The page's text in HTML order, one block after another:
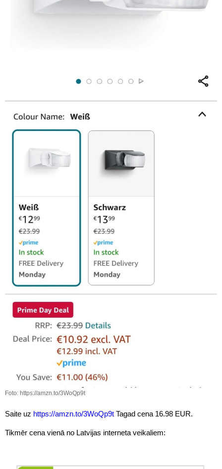
Foto: https://amzn.to/3WoQp9t
Saite uz https://amzn.to/3WoQp9t Tagad cena 16.98 EUR.
Tikmēr cena vienā no Latvijas interneta veikaliem: